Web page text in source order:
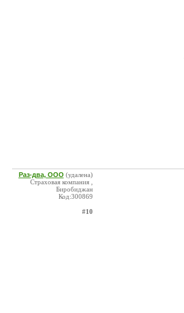
Раз-два, ООО (удалена)
Страховая компания ,
Биробиджан
Код:300869
#10